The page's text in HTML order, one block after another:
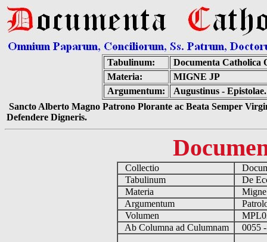
Tabulinum:
Documenta Catholica
Materia:
MIGNE JP
Argumentum:
Augustinus -
Sancto Alberto Magno Patrono Plorante ac Beata Semper
Defendere Digneris.
Collectio
Tabulinum
De
Materia
Argumentum
Volumen
Ab Columna ad Culumnam
0055